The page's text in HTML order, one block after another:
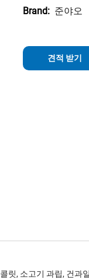
Brand: 준야오
견적 받기
릿, 소고기 과립, 건